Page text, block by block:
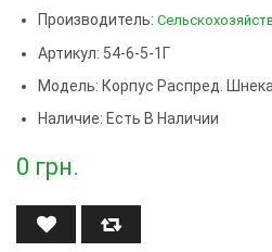
Производитель:
Артикул: 54-6-5-1Г
Модель: Корпус Распред.
Наличие: Есть В Наличии
0 грн.